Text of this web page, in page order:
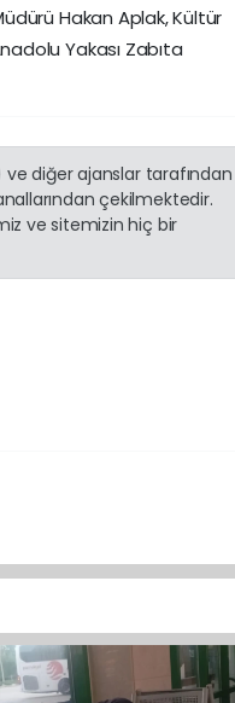
Hakan Aplak, Kültür
Yakası Zabıta
ve diğer ajanslar tarafından
çekilmektedir.
ve sitemizin hiç bir